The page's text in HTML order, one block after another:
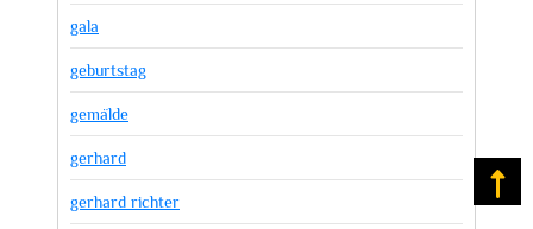
gala
geburtstag
gemälde
gerhard
gerhard richter